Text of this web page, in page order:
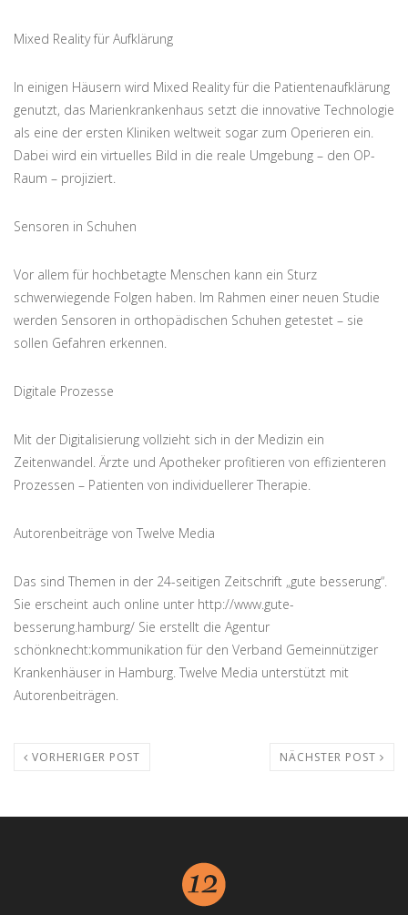
Mixed Reality für Aufklärung
In einigen Häusern wird Mixed Reality für die Patientenaufklärung
genutzt, das Marienkrankenhaus setzt die innovative Technologie
als eine der ersten Kliniken weltweit sogar zum Operieren ein.
Dabei wird ein virtuelles Bild in die reale Umgebung – den OP-
Raum – projiziert.
Sensoren in Schuhen
Vor allem für hochbetagte Menschen kann ein Sturz
schwerwiegende Folgen haben. Im Rahmen einer neuen Studie
werden Sensoren in orthopädischen Schuhen getestet – sie
sollen Gefahren erkennen.
Digitale Prozesse
Mit der Digitalisierung vollzieht sich in der Medizin ein
Zeitenwandel. Ärzte und Apotheker profitieren von effizienteren
Prozessen – Patienten von individuellerer Therapie.
Autorenbeiträge von Twelve Media
Das sind Themen in der 24-seitigen Zeitschrift „gute besserung“.
Sie erscheint auch online unter http://www.gute-
besserung.hamburg/ Sie erstellt die Agentur
schönknecht:kommunikation für den Verband Gemeinnütziger
Krankenhäuser in Hamburg. Twelve Media unterstützt mit
Autorenbeiträgen.
VORHERIGER POST NÄCHSTER POST